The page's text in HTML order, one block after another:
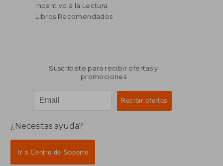
Incentivo a la Lectura
Libros Recomendados
Suscríbete para recibir ofertas y
promociones
¿Necesitas ayuda?
Ir a Centro de Soporte